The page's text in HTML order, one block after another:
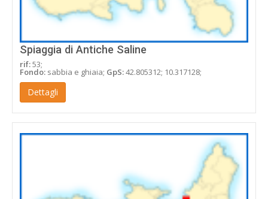
Spiaggia di Antiche Saline
rif:53;
Fondo: sabbia e ghiaia; GpS:42.805312; 10.317128;
Dettagli